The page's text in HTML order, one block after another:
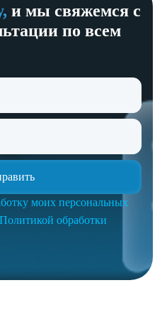
и мы свяжемся с
по всем
моих персональных
Политикой обработки